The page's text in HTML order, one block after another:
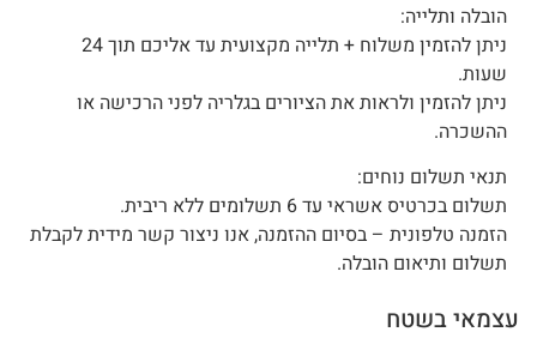
הובלה ותלייה:
ניתן להזמין משלוח + תלייה מקצועית עד אליכם תוך 24
שעות.
ניתן להזמין ולראות את הציורים בגלריה לפני הרכישה או
ההשכרה.
תנאי תשלום נוחים:
תשלום בכרטיס אשראי עד 6 תשלומים ללא ריבית.
הזמנה טלפונית – בסיום ההזמנה, אנו ניצור קשר מידית לקבלת
תשלום ותיאום הובלה.
עצמאי בשטח